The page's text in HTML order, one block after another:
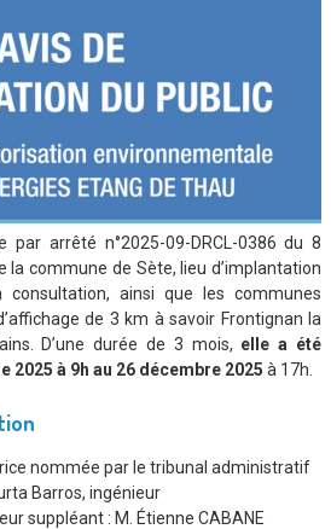
par arrêté n°2025-09-DRCL-0386 du 8
la commune de Sète, lieu d’implantation
ainsi que les communes
de 3 km à savoir Frontignan la
D’une durée de 3 mois, elle a été
2025 à 9h au 26 décembre 2025 à 17h.
nommée par le tribunal administratif
Barros, ingénieur
suppléant : M. Étienne CABANE